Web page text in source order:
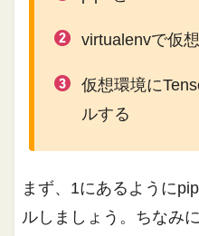
virtualenvで仮
仮想環境に
ルする
まず、1にあるように
ルしましょう。ちなみ